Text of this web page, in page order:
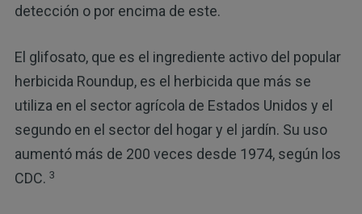
detección o por encima de este.
El glifosato, que es el ingrediente activo del popular
herbicida Roundup, es el herbicida que más se
utiliza en el sector agrícola de Estados Unidos y el
segundo en el sector del hogar y el jardín. Su uso
aumentó más de 200 veces desde 1974, según los
CDC. 3